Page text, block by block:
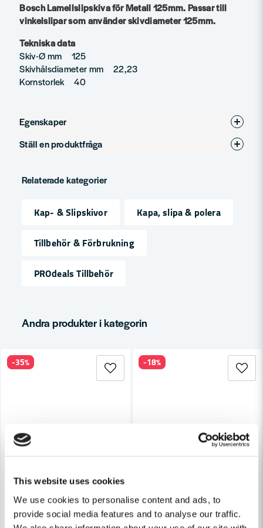
This website uses cookies
We use cookies to personalise content and ads, to
provide social media features and to analyse our traffic.
Bosch Lamellslipskiva för Metall 125mm. Passar till
vinkelslipar som använder skivdiameter 125mm.
Tekniska data
Skiv-Ø mm 125
Skivhålsdiameter mm 22,23
Kornstorlek 40
Egenskaper
Produkttyp
Ställ en produktfråga
Fråga oss något om denna produkten...
Namn
email
Relaterade kategorier
Kap- & Slipskivor
Kapa, slipa & polera
Tillbehör & Förbrukning
PROdeals Tillbehör
Andra produkter i kategorin
-35% -18%